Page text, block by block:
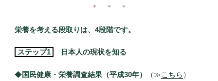
＊ ＊ ＊
栄養を考える段取りは、4段階です。
ステップ1 日本人の現状を知る
◆国民健康・栄養調査結果（平成30年） （≫こちら ）